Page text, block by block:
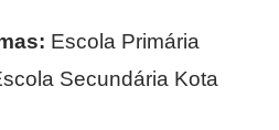
Escola Primária
Secundária Kota